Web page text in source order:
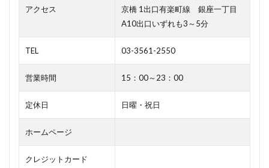
アクセス
京橋 1出口有楽町線 銀座一丁目
A10出口いずれも3～5分
TEL 03-3561-2550
営業時間 15：00～23：00
定休日 日曜・祝日
ホームページ
クレジットカード